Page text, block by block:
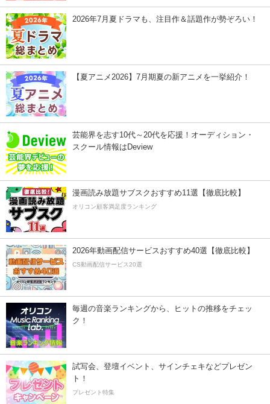
2026年7月夏ドラマも、注目作＆話題作が勢ぞろい！
【夏アニメ2026】7月期夏の新アニメを一挙紹介！
芸能界を志す10代～20代を応援！オーディション・
スクール情報はDeview
漫画読み放題サブスクおすすめ11選【徹底比較】
オリコン顧客満足度ランキング
2026年動画配信サービスおすすめ40選【徹底比較】
CS動画配信サービス20選
毎週の音楽ランキングから、ヒットの推移をチェッ
ク！
試写会、登壇イベント、サインチェキなどプレゼン
ト！
プレゼント特集